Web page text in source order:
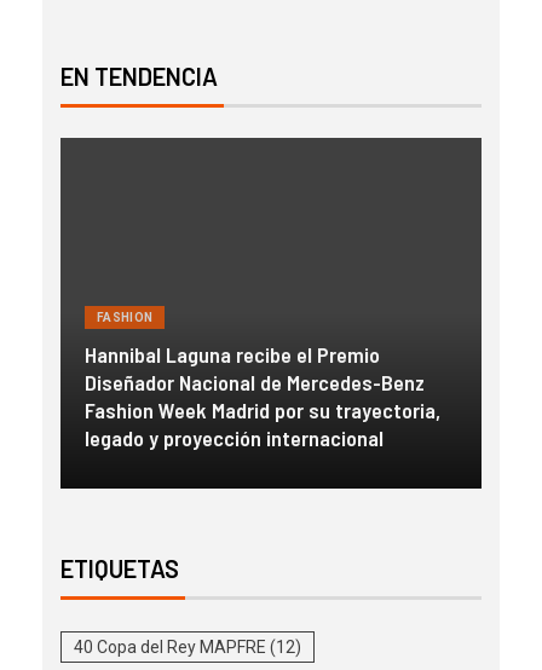
EN TENDENCIA
FASHION
Hannibal Laguna recibe el Premio
Diseñador Nacional de Mercedes-Benz
Fashion Week Madrid por su trayectoria,
legado y proyección internacional
ETIQUETAS
40 Copa del Rey MAPFRE (12)